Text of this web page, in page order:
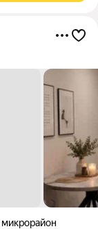
микрорайон